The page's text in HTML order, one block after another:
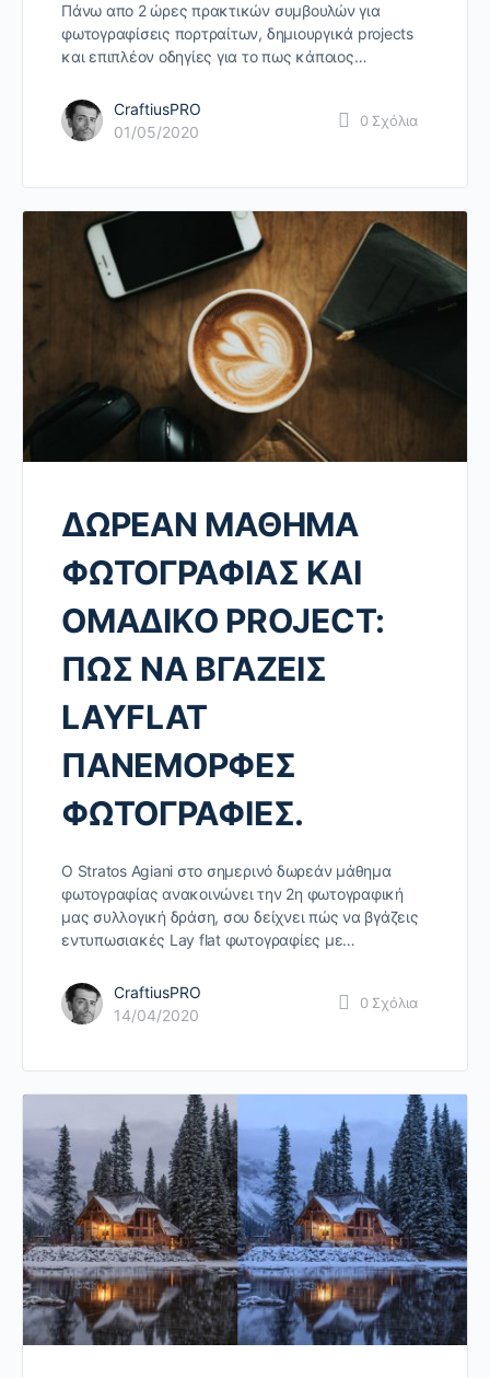
Πάνω απο 2 ώρες πρακτικών συμβουλών για
φωτογραφίσεις πορτραίτων, δημιουργικά projects
και επιπλέον οδηγίες για το πως κάποιος…
CraftiusPRO
01/05/2020
0 Σχόλια
ΔΩΡΕΑΝ ΜΑΘΗΜΑ
ΦΩΤΟΓΡΑΦΙΑΣ ΚΑΙ
ΟΜΑΔΙΚΟ PROJECT:
ΠΩΣ ΝΑ ΒΓΑΖΕΙΣ
LAYFLAT
ΠΑΝΕΜΟΡΦΕΣ
ΦΩΤΟΓΡΑΦΙΕΣ.
O Stratos Agiani στο σημερινό δωρεάν μάθημα
φωτογραφίας ανακοινώνει την 2η φωτογραφική
μας συλλογική δράση, σου δείχνει πώς να βγάζεις
εντυπωσιακές Lay flat φωτογραφίες με…
CraftiusPRO
14/04/2020
0 Σχόλια